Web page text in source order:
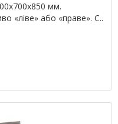
мм.
«ліве» або «праве». С..